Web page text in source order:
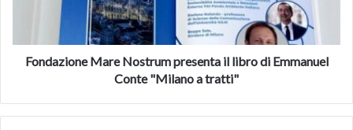
Emmanuel
Conte
"Milano
Fondazione Mare Nostrum presenta il libro di Emmanuel
Conte "Milano a tratti"